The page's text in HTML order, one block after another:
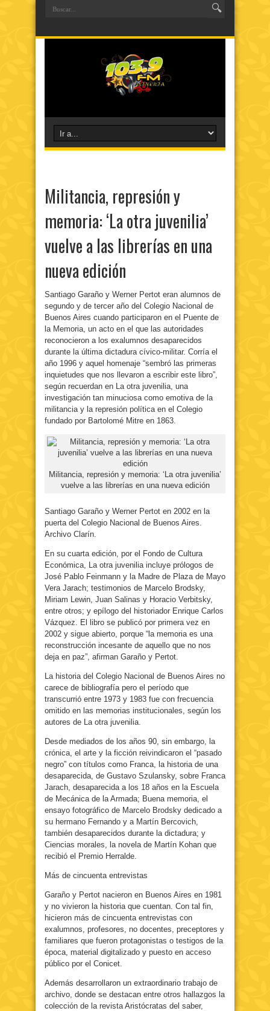
Militancia, represión y
memoria: ‘La otra juvenilia’
vuelve a las librerías en una
nueva edición
Santiago Garaño y Werner Pertot eran alumnos de
segundo y de tercer año del Colegio Nacional de
Buenos Aires cuando participaron en el Puente de
la Memoria, un acto en el que las autoridades
reconocieron a los exalumnos desaparecidos
durante la última dictadura cívico-militar. Corría el
año 1996 y aquel homenaje “sembró las primeras
inquietudes que nos llevaron a escribir este libro”,
según recuerdan en La otra juvenilia, una
investigación tan minuciosa como emotiva de la
militancia y la represión política en el Colegio
fundado por Bartolomé Mitre en 1863.
Militancia, represión y memoria: ‘La otra juvenilia’
vuelve a las librerías en una nueva edición
Santiago Garaño y Werner Pertot en 2002 en la
puerta del Colegio Nacional de Buenos Aires.
Archivo Clarín.
En su cuarta edición, por el Fondo de Cultura
Económica, La otra juvenilia incluye prólogos de
José Pablo Feinmann y la Madre de Plaza de Mayo
Vera Jarach; testimonios de Marcelo Brodsky,
Miriam Lewin, Juan Salinas y Horacio Verbitsky,
entre otros; y epílogo del historiador Enrique Carlos
Vázquez. El libro se publicó por primera vez en
2002 y sigue abierto, porque “la memoria es una
reconstrucción incesante de aquello que no nos
deja en paz”, afirman Garaño y Pertot.
La historia del Colegio Nacional de Buenos Aires no
carece de bibliografía pero el período que
transcurrió entre 1973 y 1983 fue con frecuencia
omitido en las memorias institucionales, según los
autores de La otra juvenilia.
Desde mediados de los años 90, sin embargo, la
crónica, el arte y la ficción reivindicaron el “pasado
negro” con títulos como Franca, la historia de una
desaparecida, de Gustavo Szulansky, sobre Franca
Jarach, desaparecida a los 18 años en la Escuela
de Mecánica de la Armada; Buena memoria, el
ensayo fotográfico de Marcelo Brodsky dedicado a
su hermano Fernando y a Martín Bercovich,
también desaparecidos durante la dictadura; y
Ciencias morales, la novela de Martín Kohan que
recibió el Premio Herralde.
Más de cincuenta entrevistas
Garaño y Pertot nacieron en Buenos Aires en 1981
y no vivieron la historia que cuentan. Con tal fin,
hicieron más de cincuenta entrevistas con
exalumnos, profesores, no docentes, preceptores y
familiares que fueron protagonistas o testigos de la
época, material digitalizado y puesto en acceso
público por el Conicet.
Además desarrollaron un extraordinario trabajo de
archivo, donde se destacan entre otros hallazgos la
colección de la revista Aristócratas del saber,